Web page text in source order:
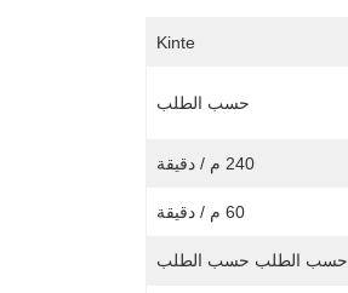
Kinte
حسب الطلب
240 م / دقيقة
60 م / دقيقة
حسب الطلب حسب الطلب